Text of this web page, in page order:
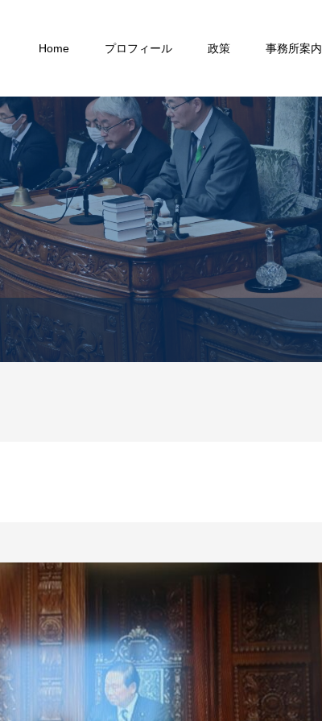
Home プロフィール 政策 事務所案内